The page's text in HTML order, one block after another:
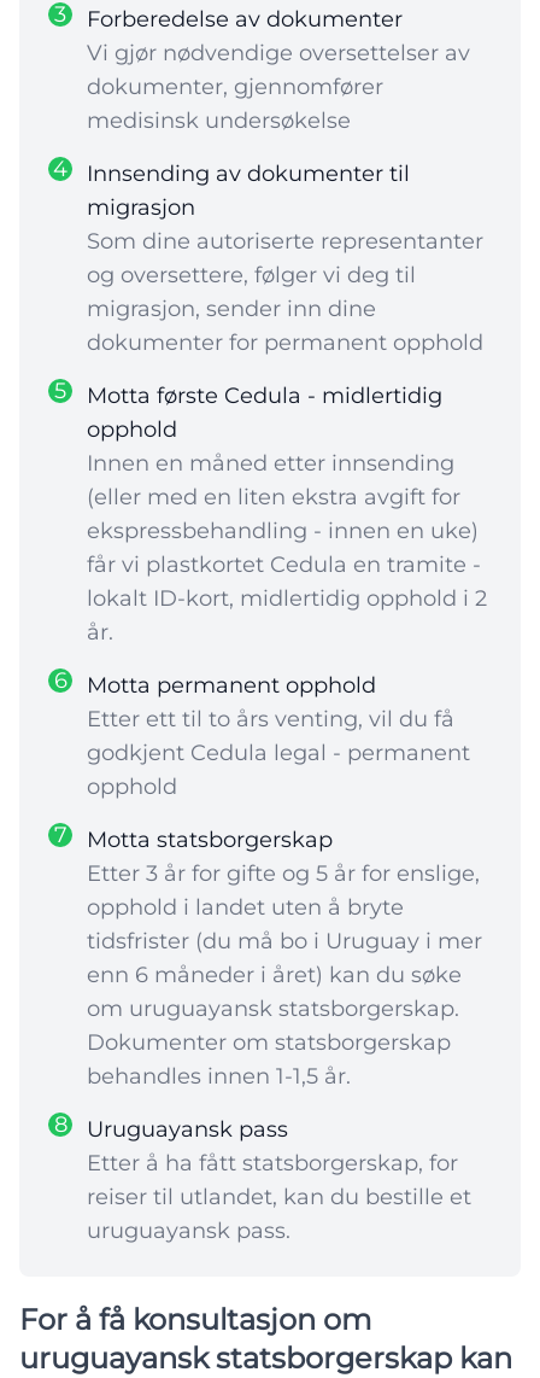
3
Forberedelse av dokumenter
Vi gjør nødvendige oversettelser av
dokumenter, gjennomfører
medisinsk undersøkelse
4
Innsending av dokumenter til
migrasjon
Som dine autoriserte representanter
og oversettere, følger vi deg til
migrasjon, sender inn dine
dokumenter for permanent opphold
5
Motta første Cedula - midlertidig
opphold
Innen en måned etter innsending
(eller med en liten ekstra avgift for
ekspressbehandling - innen en uke)
får vi plastkortet Cedula en tramite -
lokalt ID-kort, midlertidig opphold i 2
år.
6
Motta permanent opphold
Etter ett til to års venting, vil du få
godkjent Cedula legal - permanent
opphold
7
Motta statsborgerskap
Etter 3 år for gifte og 5 år for enslige,
opphold i landet uten å bryte
tidsfrister (du må bo i Uruguay i mer
enn 6 måneder i året) kan du søke
om uruguayansk statsborgerskap.
Dokumenter om statsborgerskap
behandles innen 1-1,5 år.
8
Uruguayansk pass
Etter å ha fått statsborgerskap, for
reiser til utlandet, kan du bestille et
uruguayansk pass.
For å få konsultasjon om
uruguayansk statsborgerskap kan